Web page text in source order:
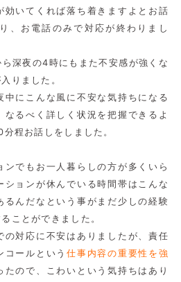
効いてくれば落ち着きますよとお話
、お電話のみで対応が終わりまし
深夜の4時にもまた不安感が強くな
りました。
中にこんな風に不安な気持ちになる
るべく詳しく状況を把握できるよ
程お話しをしました。
でもお一人暮らしの方が多くいら
ションが休んでいる時間帯はこんな
るんだなという事がまだ少しの経験
ことができました。
の対応に不安はありましたが、責任
コールという仕事内容の重要性を強
たので、こわいという気持ちはあり